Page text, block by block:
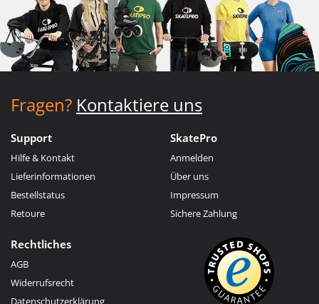
Fragen? Kontaktiere uns
Support
Hilfe & Kontakt
Lieferinformationen
Bestellstatus
Retoure
SkatePro
Anmelden
Über uns
Impressum
Sichere Zahlung
Rechtliches
AGB
Widerrufsrecht
Datenschutzerklärung